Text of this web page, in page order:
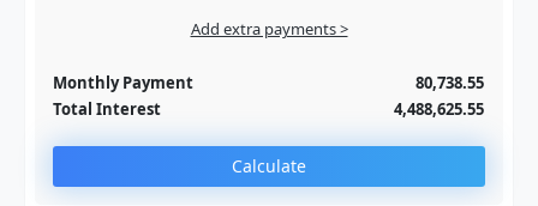
Add extra payments >
Monthly Payment
80,738.55
Total Interest
4,488,625.55
Calculate